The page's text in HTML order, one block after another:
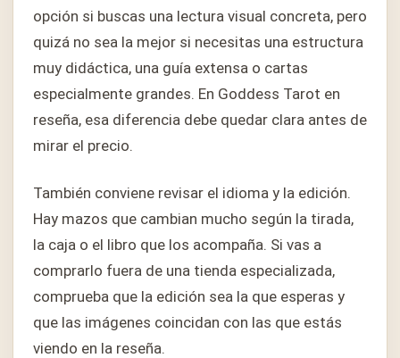
opción si buscas una lectura visual concreta, pero
quizá no sea la mejor si necesitas una estructura
muy didáctica, una guía extensa o cartas
especialmente grandes. En Goddess Tarot en
reseña, esa diferencia debe quedar clara antes de
mirar el precio.
También conviene revisar el idioma y la edición.
Hay mazos que cambian mucho según la tirada,
la caja o el libro que los acompaña. Si vas a
comprarlo fuera de una tienda especializada,
comprueba que la edición sea la que esperas y
que las imágenes coincidan con las que estás
viendo en la reseña.